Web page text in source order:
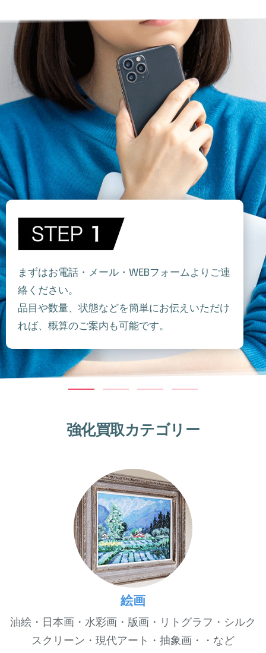
まずはお電話・メール・WEBフォームよりご連
絡ください。
品目や数量、状態などを簡単にお伝えいただけ
れば、概算のご案内も可能です。
強化買取カテゴリー
絵画
油絵・日本画・水彩画・版画・リトグラフ・シルク
スクリーン・現代アート・抽象画・・など